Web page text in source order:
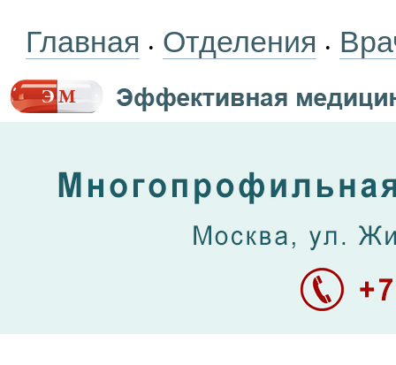
Главная • Отделения •